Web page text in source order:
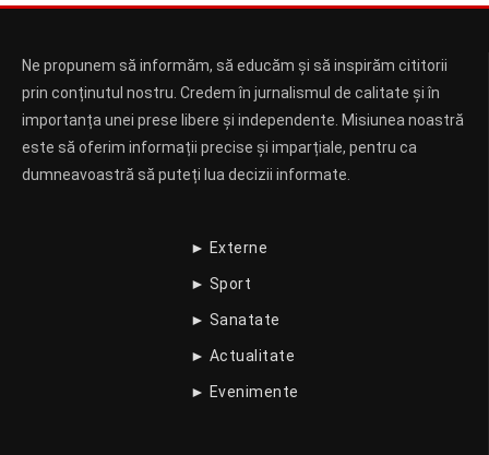
Ne propunem să informăm, să educăm și să inspirăm cititorii
prin conținutul nostru. Credem în jurnalismul de calitate și în
importanța unei prese libere și independente. Misiunea noastră
este să oferim informații precise și imparțiale, pentru ca
dumneavoastră să puteți lua decizii informate.
► Externe
► Sport
► Sanatate
► Actualitate
► Evenimente